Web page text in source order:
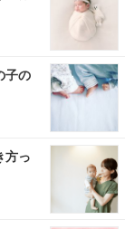
子の
方っ